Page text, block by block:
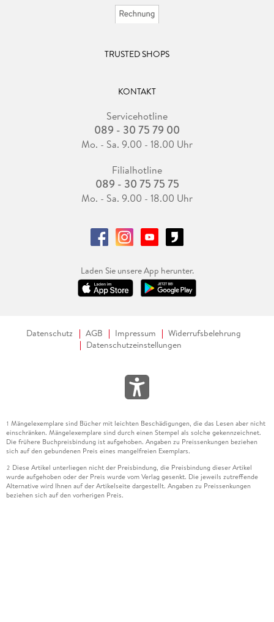
TRUSTED SHOPS
KONTAKT
Servicehotline
089 - 30 75 79 00
Mo. - Sa. 9.00 - 18.00 Uhr
Filialhotline
089 - 30 75 75 75
Mo. - Sa. 9.00 - 18.00 Uhr
Laden Sie unsere App herunter.
Datenschutz AGB Impressum
Widerrufsbelehrung
Datenschutzeinstellungen
1 Mängelexemplare sind Bücher mit leichten Beschädigungen, die das Lesen aber nicht
einschränken. Mängelexemplare sind durch einen Stempel als solche gekennzeichnet.
Die frühere Buchpreisbindung ist aufgehoben. Angaben zu Preissenkungen beziehen
sich auf den gebundenen Preis eines mangelfreien Exemplars.
2 Diese Artikel unterliegen nicht der Preisbindung, die Preisbindung dieser Artikel
wurde aufgehoben oder der Preis wurde vom Verlag gesenkt. Die jeweils zutreffende
Alternative wird Ihnen auf der Artikelseite dargestellt. Angaben zu Preissenkungen
beziehen sich auf den vorherigen Preis.